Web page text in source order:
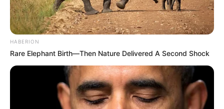
HABERION
Rare Elephant Birth—Then Nature Delivered A Second Shock